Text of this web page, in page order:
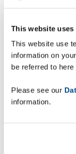
This website uses
This website use
information on
be referred to here
Please see our
information.
Protože na
z celkových
problémové, co
doručení
zákazníci